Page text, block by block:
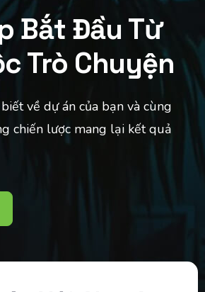
Bắt Đầu Từ
Trò Chuyện
về dự án của bạn và cùng
chiến lược mang lại kết quả